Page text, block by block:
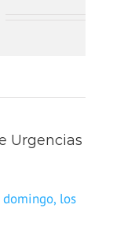
Urgencias
los